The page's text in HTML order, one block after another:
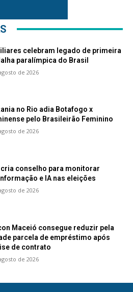
celebram legado de primeira
paralímpica do Brasil
de 2026
no Rio adia Botafogo x
pelo Brasileirão Feminino
de 2026
cria conselho para monitorar
e IA nas eleições
de 2026
Maceió consegue reduzir pela
parcela de empréstimo após
de contrato
de 2026